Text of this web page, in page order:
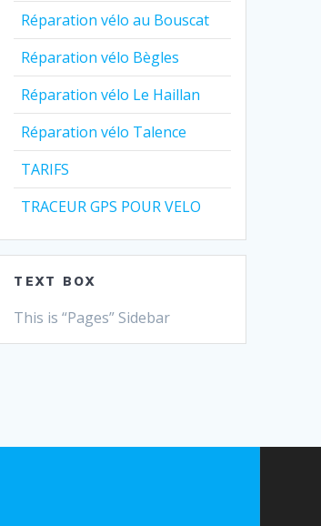
Réparation vélo au Bouscat
Réparation vélo Bègles
Réparation vélo Le Haillan
Réparation vélo Talence
TARIFS
TRACEUR GPS POUR VELO
TEXT BOX
This is “Pages” Sidebar